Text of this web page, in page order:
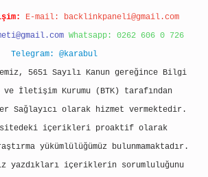
E-mail: backlinkpaneli@gmail.com
Whatsapp: 0262 606 0 726
Telegram: @karabul
5651 Sayılı Kanun gereğince Bilgi
İletişim Kurumu (BTK) tarafından
Sağlayıcı olarak hizmet vermektedir.
sitedeki içerikleri proaktif olarak
yükümlülüğümüz bulunmamaktadır.
yazdıkları içeriklerin sorumluluğunu